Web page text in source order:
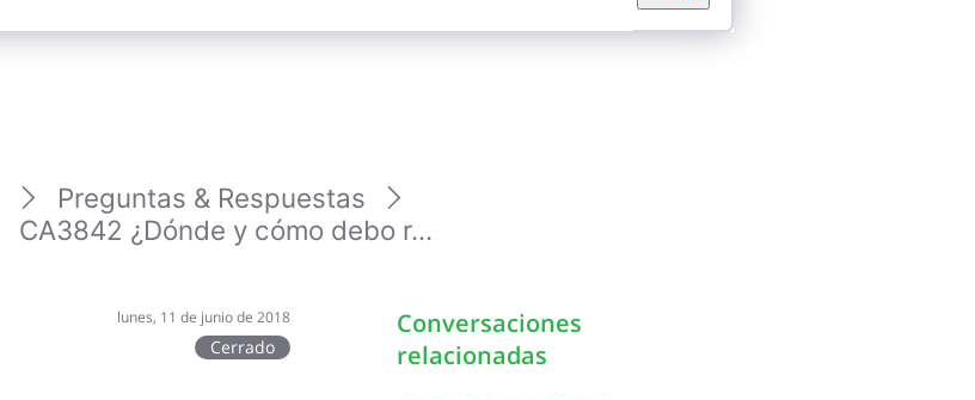
Preguntas & Respuestas
CA3842 ¿Dónde y cómo debo r...
lunes, 11 de junio de 2018
Cerrado
Conversaciones
relacionadas